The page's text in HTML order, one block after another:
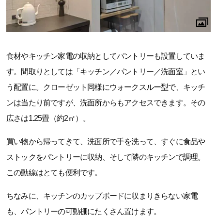
食材やキッチン家電の収納としてパントリーも設置していま
す。間取りとしては「キッチン／パントリー／洗面室」とい
う配置に。クローゼット同様にウォークスルー型で、キッチ
ンは当たり前ですが、洗面所からもアクセスできます。その
広さは1.25畳（約2㎡）。
買い物から帰ってきて、洗面所で手を洗って、すぐに食品や
ストックをパントリーに収納、そして隣のキッチンで調理。
この動線はとても便利です。
ちなみに、キッチンのカップボードに収まりきらない家電
も、パントリーの可動棚にたくさん置けます。